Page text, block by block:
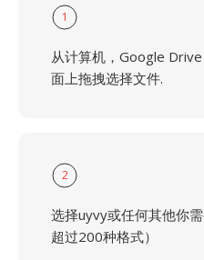
1
从计算机，Google
面上拖拽选择文件.
2
选择uyvy或任何其他你
超过200种格式）